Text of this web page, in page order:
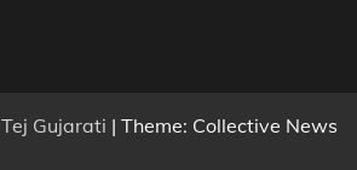
Tej Gujarati | Theme: Collective News